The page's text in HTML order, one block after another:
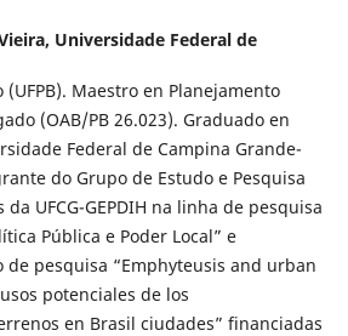
Universidade Federal de
Maestro en Planejamento
(OAB/PB 26.023). Graduado en
Federal de Campina Grande-
do Grupo de Estudo e Pesquisa
UFCG-GEPDIH na linha de pesquisa
Pública e Poder Local” e
pesquisa “Emphyteusis and urban
potenciales de los
en Brasil ciudades” financiadas